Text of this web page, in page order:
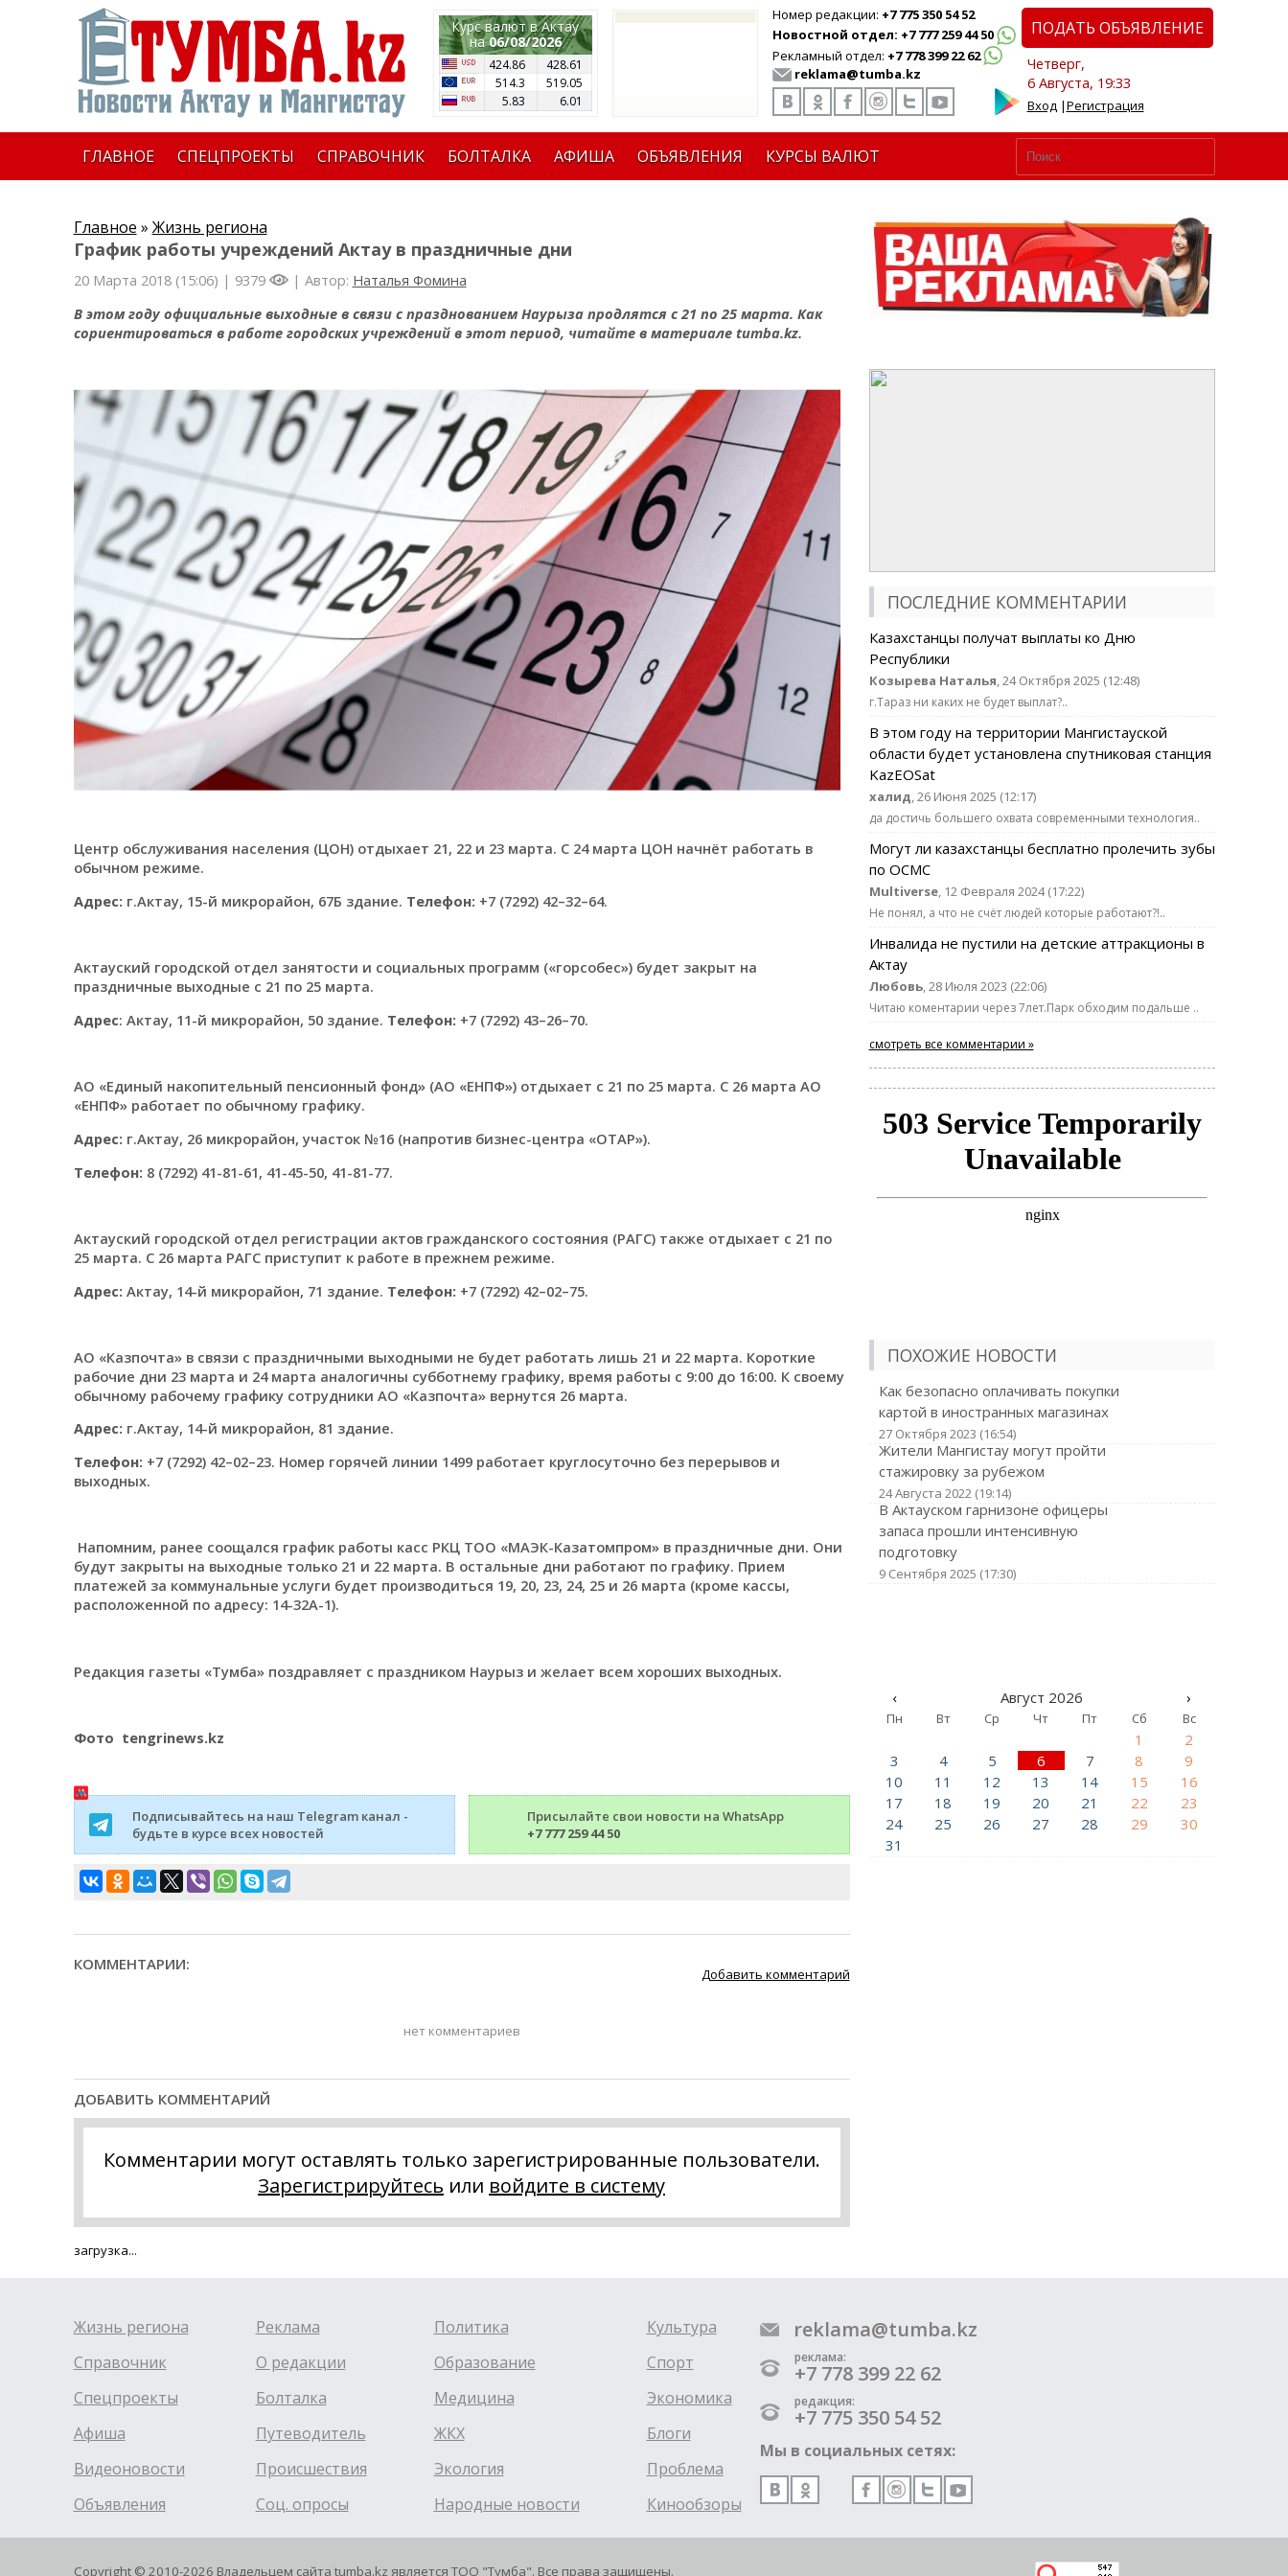
Курс валют в Актау
на06/08/2026
424.86
428.61
514.3
519.05
5.83
6.01
Номер редакции: +7 775 350 54 52
Новостной отдел: +7 777 259 44 50
Рекламный отдел: +7 778 399 22 62
reklama@tumba.kz
ПОДАТЬ ОБЪЯВЛЕНИЕ
Четверг,
6 Августа, 19:33
Вход|Регистрация
ГЛАВНОЕ СПЕЦПРОЕКТЫ СПРАВОЧНИК БОЛТАЛКА АФИША ОБЪЯВЛЕНИЯ КУРСЫ ВАЛЮТ
Главное » Жизнь региона
График работы учреждений Актау в праздничные дни
20 Марта 2018 (15:06) | 9379 | Автор: Наталья Фомина
В этом году официальные выходные в связи с празднованием Наурыза продлятся с 21 по 25 марта. Как
сориентироваться в работе городских учреждений в этот период, читайте в материале tumba.kz.
Центр обслуживания населения (ЦОН) отдыхает 21, 22 и 23 марта. С 24 марта ЦОН начнёт работать в
обычном режиме.
Адрес: г.Актау, 15-й микрорайон, 67Б здание. Телефон: +7 (7292) 42–32–64.
Актауский городской отдел занятости и социальных программ («горсобес») будет закрыт на
праздничные выходные с 21 по 25 марта.
Адрес: Актау, 11-й микрорайон, 50 здание. Телефон: +7 (7292) 43–26–70.
АО «Единый накопительный пенсионный фонд» (АО «ЕНПФ») отдыхает с 21 по 25 марта. С 26 марта АО
«ЕНПФ» работает по обычному графику.
Адрес: г.Актау, 26 микрорайон, участок №16 (напротив бизнес-центра «ОТАР»).
Телефон: 8 (7292) 41-81-61, 41-45-50, 41-81-77.
Актауский городской отдел регистрации актов гражданского состояния (РАГС) также отдыхает с 21 по
25 марта. С 26 марта РАГС приступит к работе в прежнем режиме.
Адрес: Актау, 14-й микрорайон, 71 здание. Телефон: +7 (7292) 42–02–75.
АО «Казпочта» в связи с праздничными выходными не будет работать лишь 21 и 22 марта. Короткие
рабочие дни 23 марта и 24 марта аналогичны субботнему графику, время работы с 9:00 до 16:00. К своему
обычному рабочему графику сотрудники АО «Казпочта» вернутся 26 марта.
Адрес: г.Актау, 14-й микрорайон, 81 здание.
Телефон: +7 (7292) 42–02–23. Номер горячей линии 1499 работает круглосуточно без перерывов и
выходных.
Напомним, ранее соощался график работы касс РКЦ ТОО «МАЭК-Казатомпром» в праздничные дни. Они
будут закрыты на выходные только 21 и 22 марта. В остальные дни работают по графику. Прием
платежей за коммунальные услуги будет производиться 19, 20, 23, 24, 25 и 26 марта (кроме кассы,
расположенной по адресу: 14-32А-1).
Редакция газеты «Тумба» поздравляет с праздником Наурыз и желает всем хороших выходных.
Фото tengrinews.kz
Подписывайтесь на наш Telegram канал -
будьте в курсе всех новостей
Присылайте свои новости на WhatsApp
+7 777 259 44 50
КОММЕНТАРИИ:
Добавить комментарий
нет комментариев
ДОБАВИТЬ КОММЕНТАРИЙ
Комментарии могут оставлять только зарегистрированные пользователи.
Зарегистрируйтесь или войдите в систему
загрузка...
ПОСЛЕДНИЕ КОММЕНТАРИИ
Казахстанцы получат выплаты ко Дню
Республики
Козырева Наталья, 24 Октября 2025 (12:48)
г.Тараз ни каких не будет выплат?..
В этом году на территории Мангистауской
области будет установлена спутниковая станция
KazEOSat
халид, 26 Июня 2025 (12:17)
да достичь большего охвата современными технология..
Могут ли казахстанцы бесплатно пролечить зубы
по ОСМС
Multiverse, 12 Февраля 2024 (17:22)
Не понял, а что не счёт людей которые работают?!..
Инвалида не пустили на детские аттракционы в
Актау
Любовь, 28 Июля 2023 (22:06)
Читаю коментарии через 7лет.Парк обходим подальше ..
смотреть все комментарии »
ПОХОЖИЕ НОВОСТИ
Как безопасно оплачивать покупки
картой в иностранных магазинах
27 Октября 2023 (16:54)
Жители Мангистау могут пройти
стажировку за рубежом
24 Августа 2022 (19:14)
В Актауском гарнизоне офицеры
запаса прошли интенсивную
подготовку
9 Сентября 2025 (17:30)
‹ Август 2026 ›
Пн Вт Ср Чт Пт Сб Вс
1
2
3
4 5 6 7 8
9
10
11 12 13 14 15
16
17
18 19 20 21 22
23
24
25 26 27 28 29
30
31
Жизнь региона
Справочник
Спецпроекты
Афиша
Видеоновости
Объявления
Реклама
О редакции
Болталка
Путеводитель
Происшествия
Соц. опросы
Политика
Образование
Медицина
ЖКХ
Экология
Народные новости
Культура
Спорт
Экономика
Блоги
Проблема
Кинообзоры
reklama@tumba.kz
реклама:
+7 778 399 22 62
редакция:
+7 775 350 54 52
Мы в социальных сетях:
Copyright © 2010-2026 Владельцем сайта tumba.kz является ТОО "Тумба". Все права защищены.